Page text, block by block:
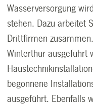
Wasserversorgung
stehen. Dazu arbeitet
Drittfirmen
Winterthur ausgeführt
begonnene
ausgeführt. Ebenfalls